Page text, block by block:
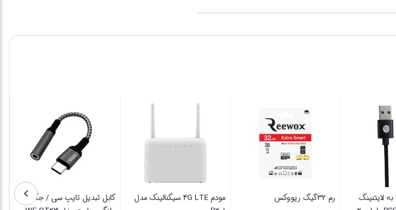
سوئیچ گیگابیتی 8 پورت ای
کابل تبدیل USB به لایتنینگ
رم 32گیگ ریووکس
مودم 4G LTE سیگنالینک مدل